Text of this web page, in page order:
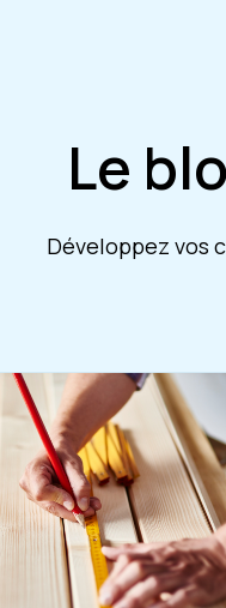
Le
Développez vos